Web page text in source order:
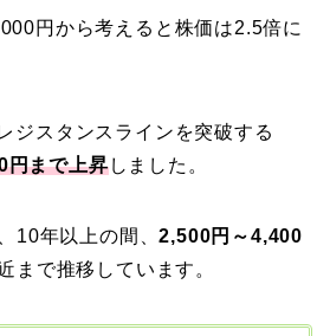
円から考えると株価は2.5倍に
ジスタンスラインを突破する
円まで上昇しました。
10年以上の間、2,500円～4,400
まで推移しています。